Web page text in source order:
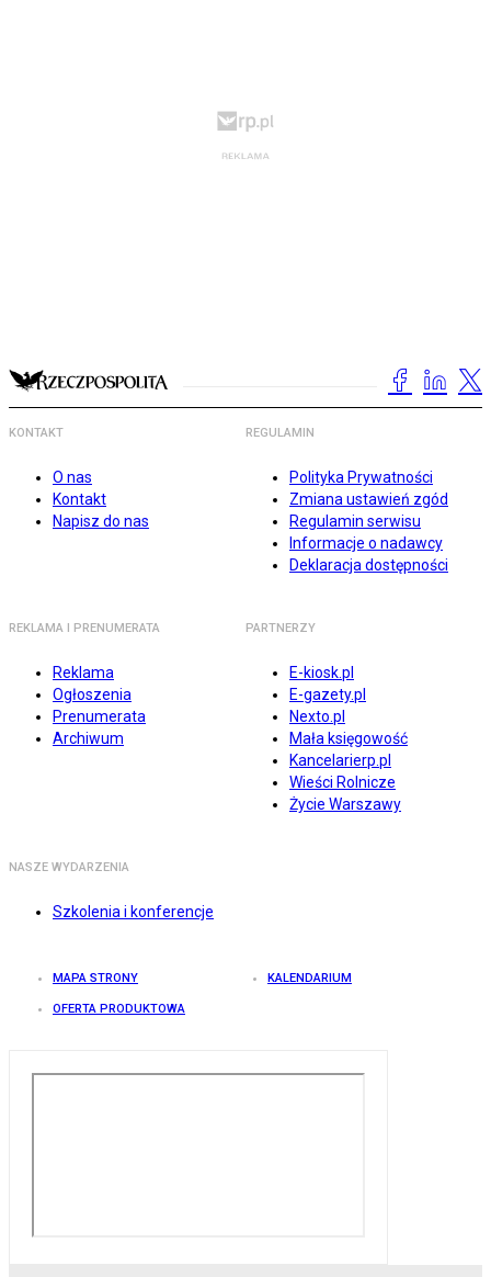
KONTAKT
O nas
Kontakt
Napisz do nas
REGULAMIN
Polityka Prywatności
Zmiana ustawień zgód
Regulamin serwisu
Informacje o nadawcy
Deklaracja dostępności
REKLAMA I PRENUMERATA
Reklama
Ogłoszenia
Prenumerata
Archiwum
PARTNERZY
E-kiosk.pl
E-gazety.pl
Nexto.pl
Mała księgowość
Kancelarierp.pl
Wieści Rolnicze
Życie Warszawy
NASZE WYDARZENIA
Szkolenia i konferencje
MAPA STRONY KALENDARIUM
OFERTA PRODUKTOWA